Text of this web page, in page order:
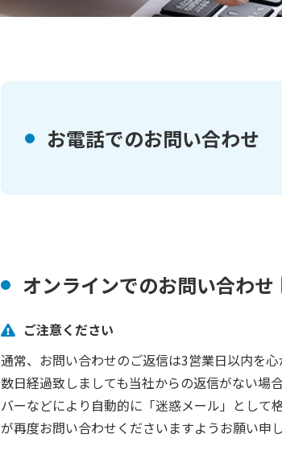
お電話でのお問い合わせ
オンラインでのお問い合わせ
ご注意ください
通常、お問い合わせのご返信は3営業日以内を心
数日経過致しましても当社からの返信がない場
バーなどにより自動的に「迷惑メール」として
が再度お問い合わせくださいますようお願い申し